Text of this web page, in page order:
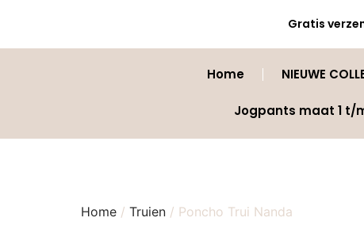
Gratis
Home NIEUWE
Jogpants maat 1 t/
Home / Truien / Poncho Trui Nanda